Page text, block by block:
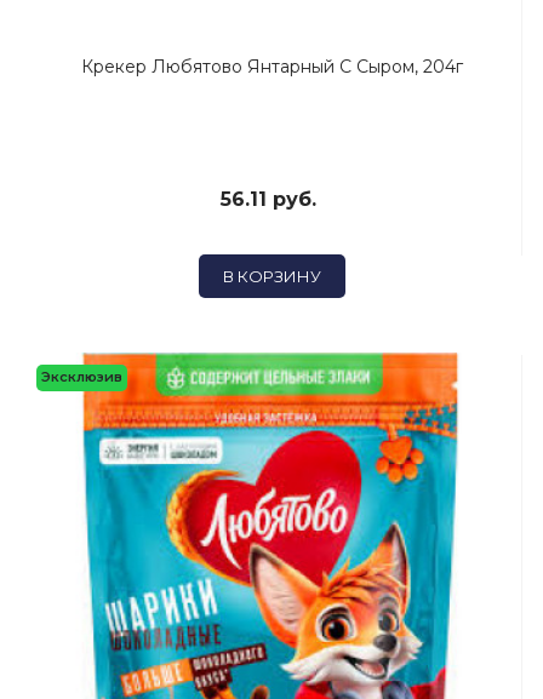
Крекер Любятово Янтарный С Сыром, 204г
56.11 руб.
В КОРЗИНУ
Эксклюзив